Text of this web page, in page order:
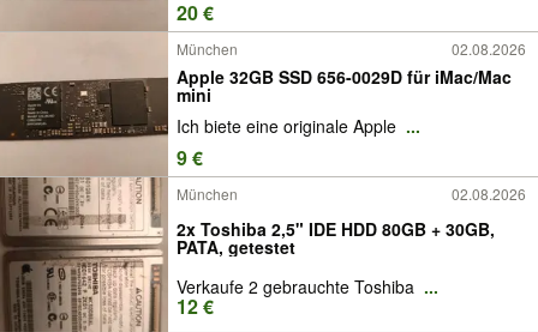
20 €
München 02.08.2026
Apple 32GB SSD 656-0029D für iMac/Mac
mini
Ich biete eine originale Apple ...
9 €
München 02.08.2026
2x Toshiba 2,5" IDE HDD 80GB + 30GB,
PATA, getestet
Verkaufe 2 gebrauchte Toshiba ...
12 €